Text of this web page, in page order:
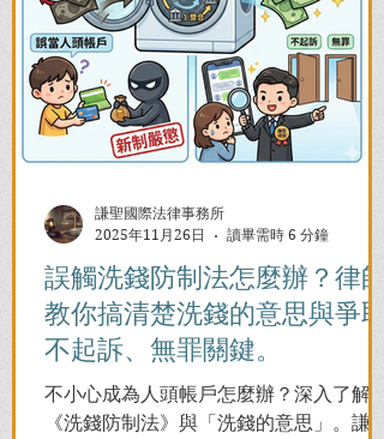
誤觸洗錢防制法怎麼辦？律師
教你搞清楚洗錢的意思與爭取
不起訴、無罪關鍵。
不小心成為人頭帳戶怎麼辦？深入了解
《洗錢防制法》與「洗錢的意思」。謙聖
謙聖國際法律事務所
2025年11月26日
讀畢需時 6 分鐘